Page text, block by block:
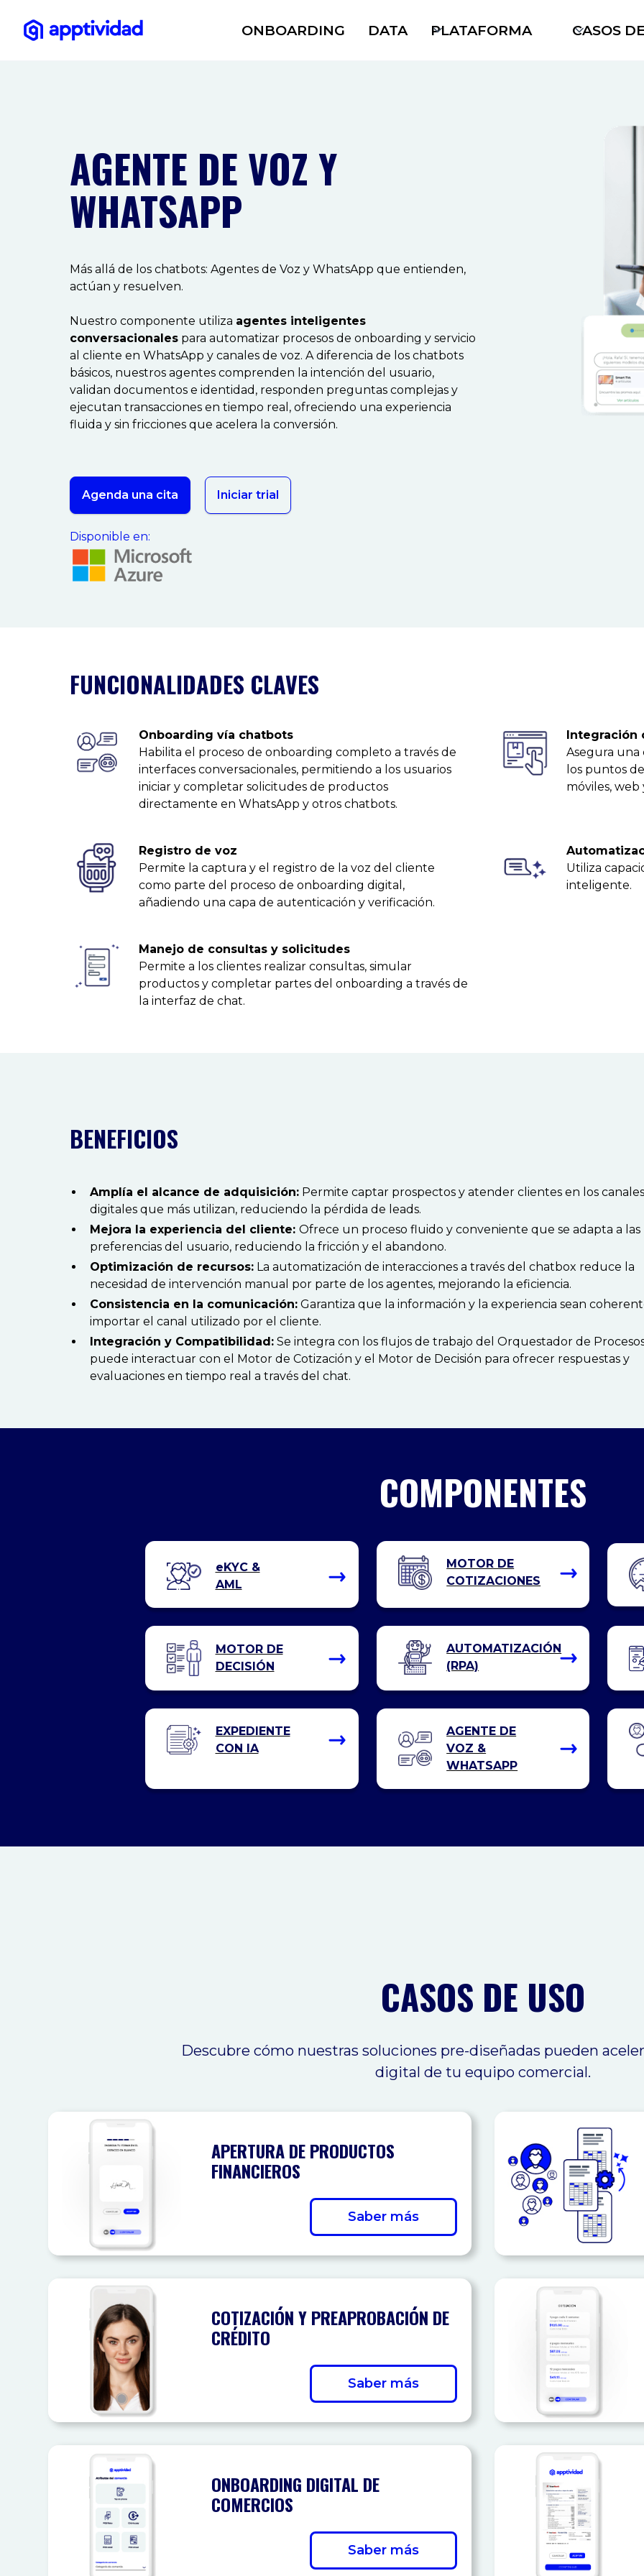
ONBOARDING DATA PLATAFORMA CASOS
AGENTE DE VOZ Y
WHATSAPP
Más allá de los chatbots: Agentes de Voz y WhatsApp que entienden,
actúan y resuelven.
Nuestro componente utiliza agentes inteligentes
conversacionales para automatizar procesos de onboarding y servicio
al cliente en WhatsApp y canales de voz. A diferencia de los chatbots
básicos, nuestros agentes comprenden la intención del usuario,
validan documentos e identidad, responden preguntas complejas y
ejecutan transacciones en tiempo real, ofreciendo una experiencia
fluida y sin fricciones que acelera la conversión.
Agenda una cita Iniciar trial
Disponible en:
FUNCIONALIDADES CLAVES
Onboarding vía chatbots
Habilita el proceso de onboarding completo a través de
interfaces conversacionales, permitiendo a los usuarios
iniciar y completar solicitudes de productos
directamente en WhatsApp y otros chatbots.
Integración
Asegura una
los puntos
móviles,
Registro de voz
Permite la captura y el registro de la voz del cliente
como parte del proceso de onboarding digital,
añadiendo una capa de autenticación y verificación.
Utiliza
inteligente.
Manejo de consultas y solicitudes
Permite a los clientes realizar consultas, simular
productos y completar partes del onboarding a través de
la interfaz de chat.
BENEFICIOS
Amplía el alcance de adquisición: Permite captar prospectos y atender clientes en los canales
digitales que más utilizan, reduciendo la pérdida de leads.
Mejora la experiencia del cliente: Ofrece un proceso fluido y conveniente que se adapta a las
preferencias del usuario, reduciendo la fricción y el abandono.
Optimización de recursos: La automatización de interacciones a través del chatbox reduce la
necesidad de intervención manual por parte de los agentes, mejorando la eficiencia.
Consistencia en la comunicación: Garantiza que la información y la experiencia sean
importar el canal utilizado por el cliente.
Integración y Compatibilidad: Se integra con los flujos de trabajo del Orquestador de
puede interactuar con el Motor de Cotización y el Motor de Decisión para ofrecer respuestas y
evaluaciones en tiempo real a través del chat.
COMPONENTES
eKYC &
AML
MOTOR DE
COTIZACIONES
MOTOR DE
DECISIÓN
AUTOMATIZACIÓN
(RPA)
EXPEDIENTE
CON IA
AGENTE DE
VOZ &
WHATSAPP
CASOS DE USO
Descubre cómo nuestras soluciones pre-diseñadas pueden
digital de tu equipo comercial.
APERTURA DE PRODUCTOS
FINANCIEROS
Saber más
COTIZACIÓN Y PREAPROBACIÓN DE
CRÉDITO
Saber más
ONBOARDING DIGITAL DE
COMERCIOS
Saber más